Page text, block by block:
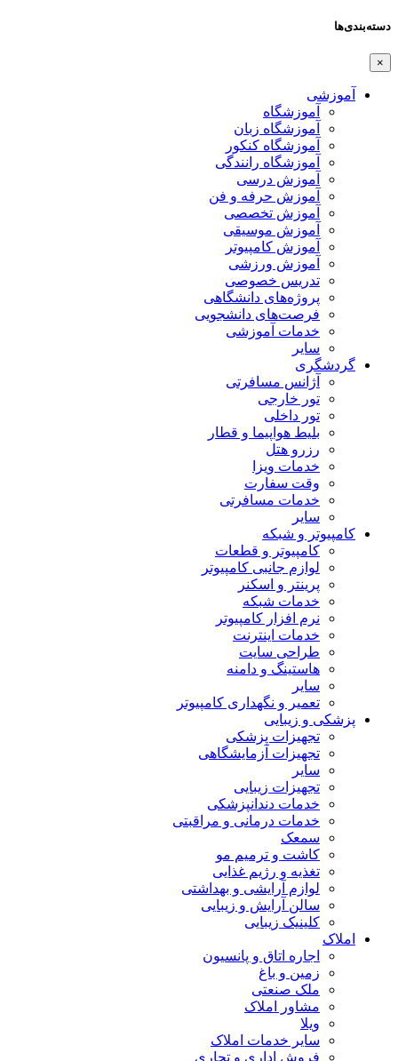
دسته‌بندی‌ها
×
آموزشی
آموزشگاه
آموزشگاه زبان
آموزشگاه کنکور
آموزشگاه رانندگی
آموزش درسی
آموزش حرفه و فن
آموزش تخصصی
آموزش موسیقی
آموزش کامپیوتر
آموزش ورزشی
تدریس خصوصی
پروژه‌های دانشگاهی
فرصت‌های دانشجویی
خدمات آموزشی
سایر
گردشگری
آژانس مسافرتی
تور خارجی
تور داخلی
بلیط هواپیما و قطار
رزرو هتل
خدمات ویزا
وقت سفارت
خدمات مسافرتی
سایر
کامپیوتر و شبکه
کامپیوتر و قطعات
لوازم جانبی کامپیوتر
پرینتر و اسکنر
خدمات شبکه
نرم افزار کامپیوتر
خدمات اینترنت
طراحی سایت
هاستینگ و دامنه
سایر
تعمیر و نگهداری کامپیوتر
پزشکی و زیبایی
تجهیزات پزشکی
تجهیزات آزمایشگاهی
سایر
تجهیزات زیبایی
خدمات دندانپزشکی
خدمات درمانی و مراقبتی
سمعک
کاشت و ترمیم مو
تغذیه و رژیم غذایی
لوازم آرایشی و بهداشتی
سالن آرایش و زیبایی
کلینیک زیبایی
املاک
اجاره اتاق و پانسیون
زمین و باغ
ملک صنعتی
مشاور املاک
ویلا
سایر خدمات املاک
فروش اداری و تجاری